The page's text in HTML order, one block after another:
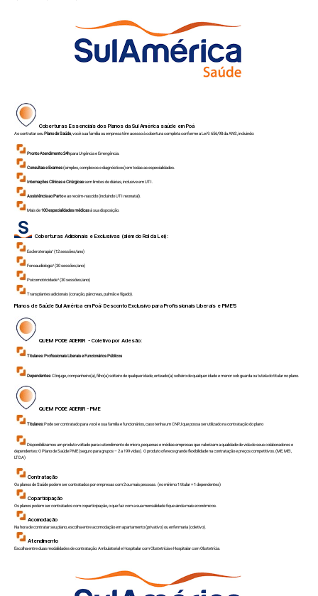
Coberturas Essenciais dos Planos da Sul América saúde emPoá
Ao contratar seuPlano de Saúde, você sua família ou empresa têm acesso à cobertura completa conforme a Lei 9.656/98 da ANS, incluindo:
Pronto Atendimento 24hpara Urgência e Emergência.
Consultas e Exames(simples, complexos e diagnósticos) em todas as especialidades.
Internações Clínicas e Cirúrgicassem limites de diárias, inclusive em UTI.
Assistência ao Partoe ao recém-nascido (incluindo UTI neonatal).
Mais de100 especialidades médicasà sua disposição.
Coberturas Adicionais e Exclusivas (além do Rol da Lei):
Escleroterapia¹ (12 sessões/ano)
Fonoaudiologia¹ (30 sessões/ano)
Psicomotricidade¹ (30 sessões/ano)
Transplantes adicionais (coração, pâncreas, pulmão e fígado).
Planos de Saúde Sul América emPoá: Desconto Exclusivo para Profissionais Liberais e PME'S
QUEM PODE ADERIR - Coletivo por Adesão:
Titulares: Profissionais Liberais e Funcionários Públicos
Dependentes: Cônjuge, companheiro(a), filho(a) solteiro de qualquer idade, enteado(a) solteiro de qualquer idade e menor sob guarda ou tutela do titular no plano.
QUEM PODE ADERIR - PME
Titulares:Pode ser contratado para você e sua família e funcionários, caso tenha um CNPJ que possa ser utilizado na contratação do plano
Disponibilizamos um produto voltado para o atendimento de micro, pequenas e médias empresas que valorizam a qualidade de vida de seus colaboradores e
dependentes: O Plano de Saúde PME (seguro para grupos – 2 a 199 vidas). O produto oferece grande flexibilidade na contratação e preços competitivos.(ME, MEI,
LTDA)
Contratação
Os planos de Saúde podem ser contratados por empresas com 2 ou mais pessoas. (no mínimo 1 titular + 1 dependentes)
Coparticipação
Os planos podem ser contratados com coparticipação, o que faz com a sua mensalidade fique ainda mais econômicos.
Acomodação
Na hora de contratar seu plano, escolha entre acomodação em apartamento (privativo) ou enfermaria (coletivo).
Atendimento
Escolha entre duas modalidades de contratação: Ambulatorial e Hospitalar com Obstetrícia e Hospitalar com Obstetrícia.